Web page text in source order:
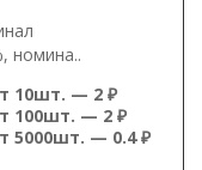
номина..
10шт. — 2 ₽
100шт. — 2 ₽
5000шт. — 0.4 ₽